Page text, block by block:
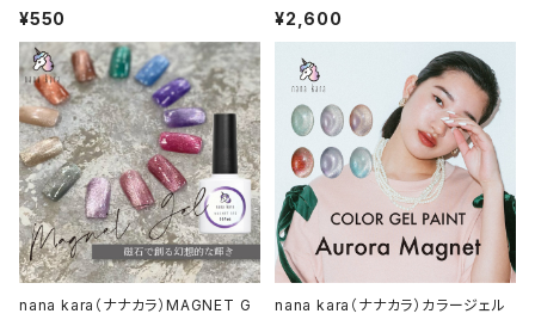
¥550
N GEL〈チャームアンドパーツオンジ
ェル〉15g
¥2,600
nana kara（ナナカラ）MAGNET G
nana kara（ナナカラ）カラージェル